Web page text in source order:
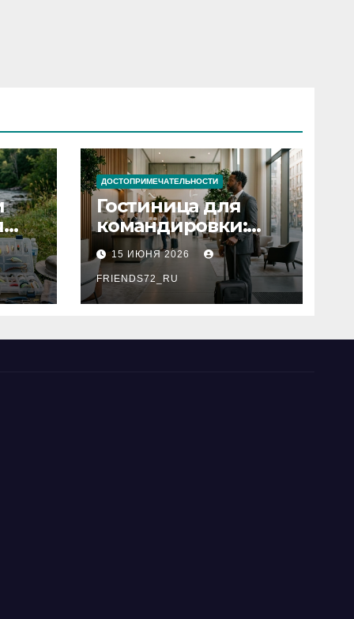
ДОСТОПРИМЕЧАТЕЛЬНОСТИ
Гостиница для
командировки:
основные
критерии выбора
15 ИЮНЯ 2026
FRIENDS72_RU